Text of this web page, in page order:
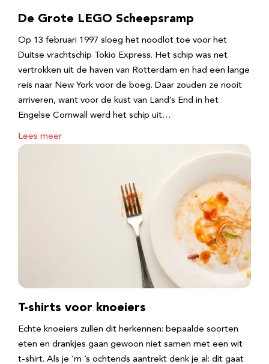
De Grote LEGO Scheepsramp
Op 13 februari 1997 sloeg het noodlot toe voor het
Duitse vrachtschip Tokio Express. Het schip was net
vertrokken uit de haven van Rotterdam en had een lange
reis naar New York voor de boeg. Daar zouden ze nooit
arriveren, want voor de kust van Land’s End in het
Engelse Cornwall werd het schip uit…
Lees meer
T-shirts voor knoeiers
Echte knoeiers zullen dit herkennen: bepaalde soorten
eten en drankjes gaan gewoon niet samen met een wit
t-shirt. Als je ‘m ’s ochtends aantrekt denk je al: dit gaat